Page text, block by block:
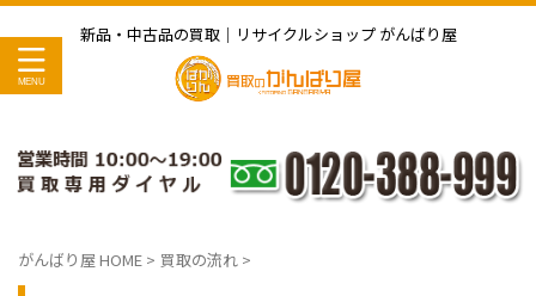
新品・中古品の買取｜リサイクルショップ がんばり屋
がんばり屋 HOME > 買取の流れ >